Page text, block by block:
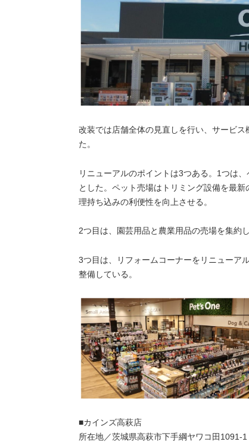
改装では店舗全体の見直しを行い、サービ
た。
リニューアルのポイントは3つある。1つは
とした。ペット売場はトリミング設備を最
理持ち込みの利便性を向上させる。
2つ目は、園芸用品と農業用品の売場を集約
3つ目は、リフォームコーナーをリニューア
整備している。
■カインズ高萩店
所在地／茨城県高萩市下手綱ヤワコ田1091-1